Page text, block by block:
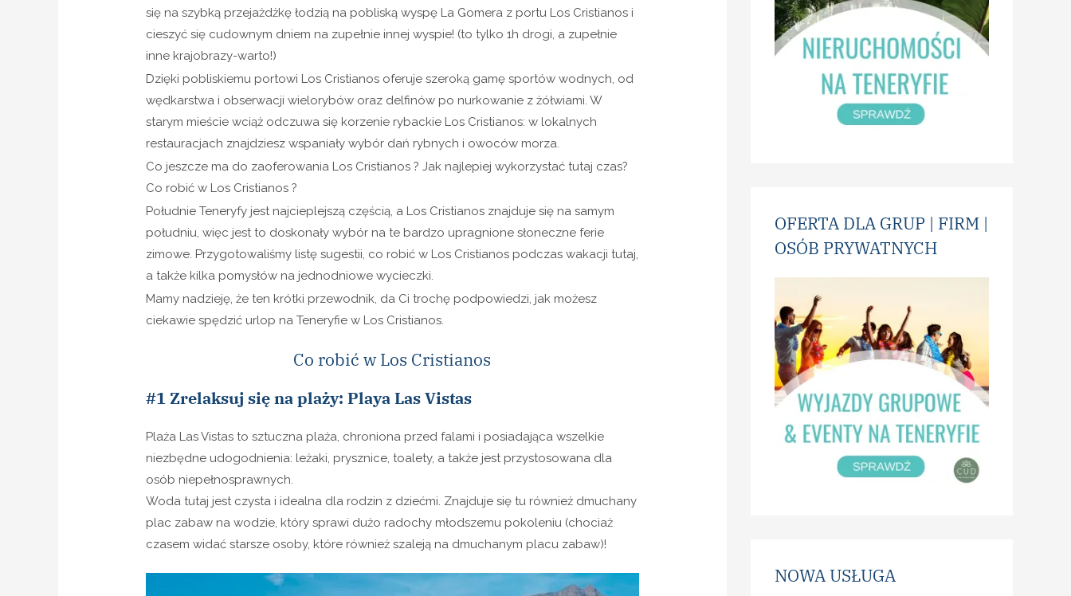
się na szybką przejażdżkę łodzią na pobliską wyspę La Gomera z portu Los Cristianos i
cieszyć się cudownym dniem na zupełnie innej wyspie! (to tylko 1h drogi, a zupełnie
inne krajobrazy-warto!)
Dzięki pobliskiemu portowi Los Cristianos oferuje szeroką gamę sportów wodnych, od
wędkarstwa i obserwacji wielorybów oraz delfinów po nurkowanie z żółwiami. W
starym mieście wciąż odczuwa się korzenie rybackie Los Cristianos: w lokalnych
restauracjach znajdziesz wspaniały wybór dań rybnych i owoców morza.
Co jeszcze ma do zaoferowania Los Cristianos ? Jak najlepiej wykorzystać tutaj czas?
Co robić w Los Cristianos ?
Południe Teneryfy jest najcieplejszą częścią, a Los Cristianos znajduje się na samym
południu, więc jest to doskonały wybór na te bardzo upragnione słoneczne ferie
zimowe. Przygotowaliśmy listę sugestii, co robić w Los Cristianos podczas wakacji tutaj,
a także kilka pomysłów na jednodniowe wycieczki.
Mamy nadzieję, że ten krótki przewodnik, da Ci trochę podpowiedzi, jak możesz
ciekawie spędzić urlop na Teneryfie w Los Cristianos.
Co robić w Los Cristianos
#1 Zrelaksuj się na plaży: Playa Las Vistas
Plaża Las Vistas to sztuczna plaża, chroniona przed falami i posiadająca wszelkie
niezbędne udogodnienia: leżaki, prysznice, toalety, a także jest przystosowana dla
osób niepełnosprawnych.
Woda tutaj jest czysta i idealna dla rodzin z dziećmi. Znajduje się tu również dmuchany
plac zabaw na wodzie, który sprawi dużo radochy młodszemu pokoleniu (chociaż
czasem widać starsze osoby, które również szaleją na dmuchanym placu zabaw)!
OFERTA DLA GRUP | FIRM |
OSÓB PRYWATNYCH
NOWA USŁUGA